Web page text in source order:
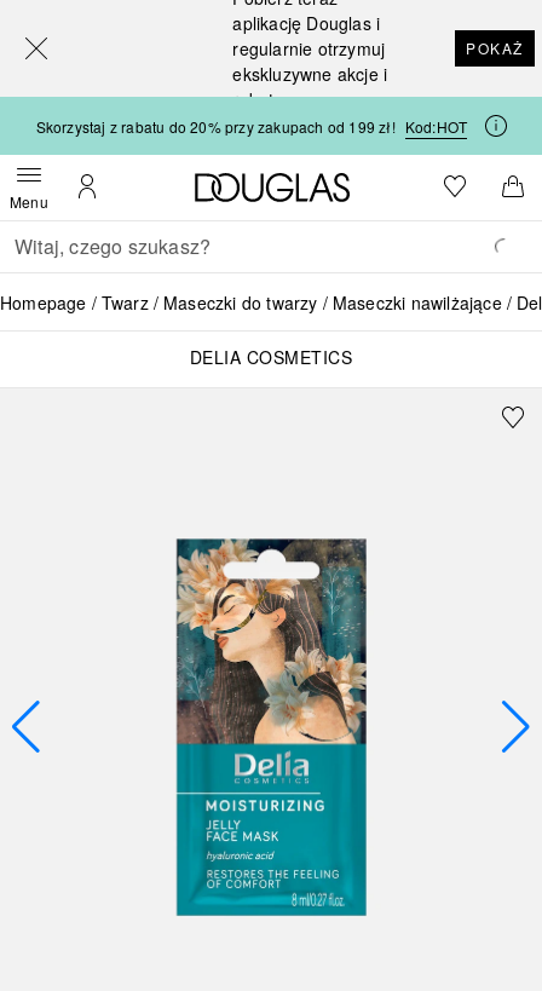
aplikację Douglas i
regularnie otrzymuj
ekskluzywne akcje i
rabaty
POKAŻ
Skorzystaj z rabatu do 20% przy zakupach od 199 zł! Kod:HOT
MenuOtwórz menuMoje konto
Strona główna Douglas
Do listyDo
Wracać
Wykonaj wyszukiwanie
Homepage Twarz Maseczki do twarzy Maseczki nawilżające
DELIA COSMETICS
[navigation.slideout.screenreader]